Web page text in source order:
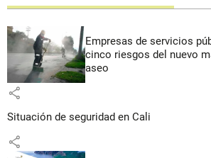
Empresas de servicios
cinco riesgos del nuevo
aseo
share
Situación de seguridad en Cali
share